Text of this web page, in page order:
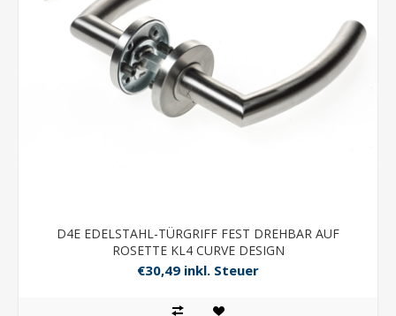
D4E EDELSTAHL-TÜRGRIFF FEST DREHBAR AUF
ROSETTE KL4 CURVE DESIGN
€30,49 inkl. Steuer